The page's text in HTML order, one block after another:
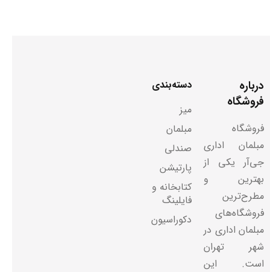
درباره
فروشگاه
فروشگاه
مبلمان اداری
جی‌آر یکی از
بهترین و
مطرح‌ترین
فروشگاه‌های
مبلمان اداری در
شهر تهران
است. این
دسته‌بندی
میز
مبلمان
صندلی
پارتیشن
کتابخانه و
فایلینگ
دکوراسیون